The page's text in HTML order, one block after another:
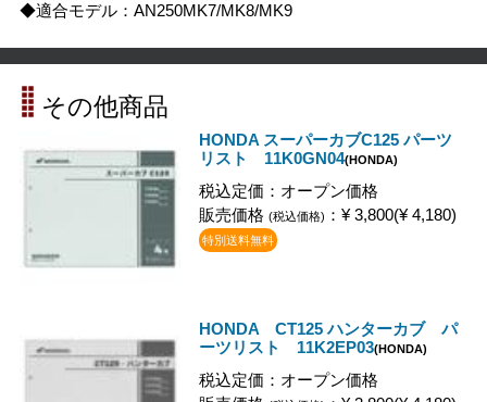
◆適合モデル：AN250MK7/MK8/MK9
その他商品
HONDA スーパーカブC125 パーツ
リスト 11K0GN04(HONDA)
税込定価：オープン価格
販売価格 (税込価格) ：¥ 3,800(¥ 4,180)
特別送料無料
HONDA CT125 ハンターカブ パ
ーツリスト 11K2EP03(HONDA)
税込定価：オープン価格